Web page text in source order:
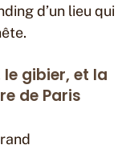
d’un lieu qui
gibier, et la
de Paris